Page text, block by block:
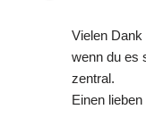
Vielen
wenn du es
zentral.
Einen